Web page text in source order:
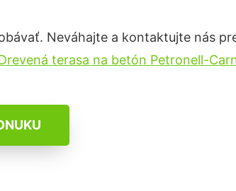
Neváhajte a kontaktujte nás
terasa na betón Petronell-